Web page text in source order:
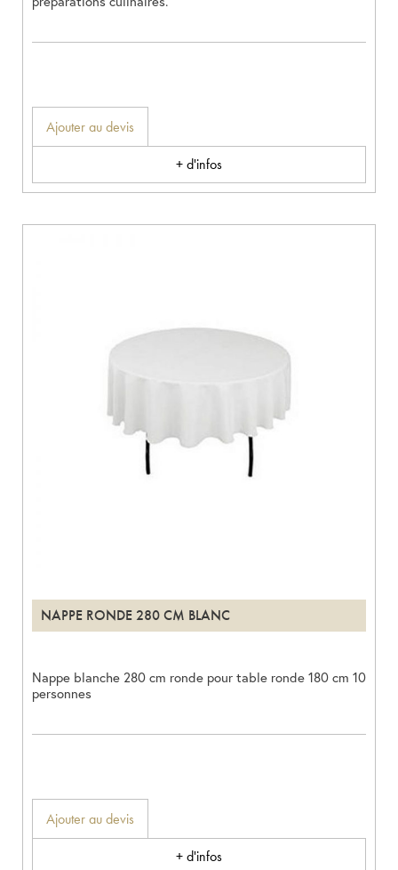
Ajouter au devis
+ d'infos
NAPPE RONDE 280 CM BLANC
Nappe blanche 280 cm ronde pour table ronde 180 cm 10
personnes
Ajouter au devis
+ d'infos